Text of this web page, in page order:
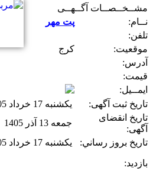
مشــخــصــات آگــهــی
نــام:
پت مهر
تلفن:
موقعیت:
کرج
آدرس:
قیمت:
ایمــیل:
تاریخ ثبت آگهی:
یکشنبه 17 خرداد 1405
تاریخ انقضای
آگهی:
جمعه 13 آذر 1405
تاريخ بروز رساني:
یکشنبه 17 خرداد 1405
بازديد: